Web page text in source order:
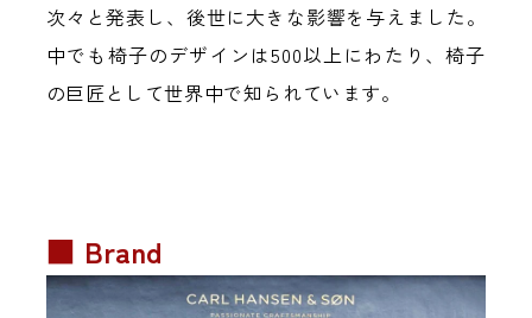
次々と発表し、後世に大きな影響を与えました。
中でも椅子のデザインは500以上にわたり、椅子
の巨匠として世界中で知られています。
■ Brand